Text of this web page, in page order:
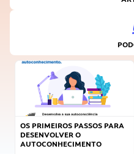
OS PRIMEIROS PASSOS PARA
DESENVOLVER O
AUTOCONHECIMENTO